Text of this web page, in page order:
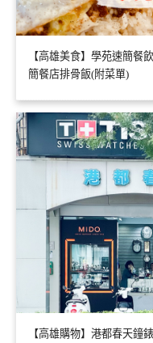
【高雄美食】學苑速簡餐
簡餐店排骨飯(附菜單)
【高雄購物】港都春天鐘